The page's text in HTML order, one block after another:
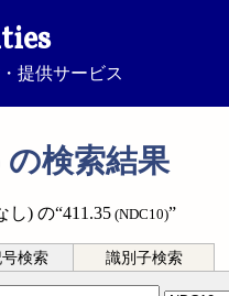
提供サービス
の検索結果
) の“411.35 (NDC10)”
検索 識別子検索